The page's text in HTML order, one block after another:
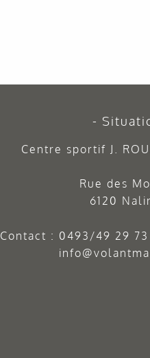
Centre sportif J.
Rue des
6120
Contact : 0493/49 29 73